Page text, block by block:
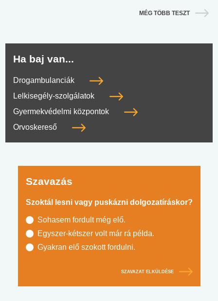
MÉG TÖBB TESZT
Ha baj van...
Drogambulanciák
Lelkisegély-szolgálatok
Gyermekvédelmi központok
Orvoskereső
Szavazás
Szoktál lesni vagy puskázni dolgozatíráskor?
Sohasem fordult még elő.
Egyszer-kétszer volt már rá példa.
Gyakran elő szokott fordulni.
SZAVAZAT ELKÜLDÉSE